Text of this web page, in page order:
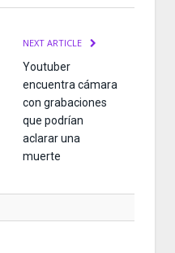
NEXT ARTICLE
Youtuber
encuentra cámara
con grabaciones
que podrían
aclarar una
muerte